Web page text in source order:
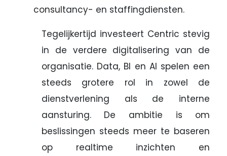
consultancy- en staffingdiensten.
Tegelijkertijd investeert Centric stevig
in de verdere digitalisering van de
organisatie. Data, BI en AI spelen een
steeds grotere rol in zowel de
dienstverlening als de interne
aansturing. De ambitie is om
beslissingen steeds meer te baseren
op realtime inzichten en